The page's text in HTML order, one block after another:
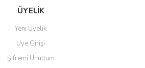
ÜYELİK
Yeni Üyelik
Üye Girişi
Şifremi Unuttum